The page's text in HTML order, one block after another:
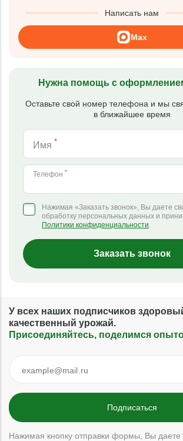
Написать нам
Max
Нужна помощь с
Оставьте свой номер телефона и мы
в ближайшее время
Имя *
Телефон *
Нажимая «Заказать звонок», Вы даете
обработку персональных данных и
Политики конфиденциальности.
Заказать звонок
У всех наших подписчиков
качественный урожай.
Присоединяйтесь, поделимся
Нажимая кнопку отправки формы, Вы даете